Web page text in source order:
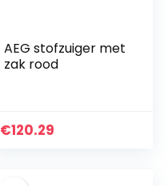
AEG stofzuiger met
zak rood
€120.29